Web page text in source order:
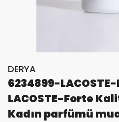
DERYA
6234899-LACOSTE-
LACOSTE-Forte
Kadın parfümü